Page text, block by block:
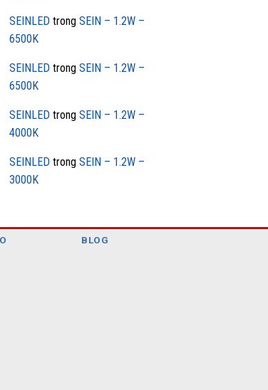
SEINLED trong SEIN – 1.2W –
6500K
SEINLED trong SEIN – 1.2W –
6500K
SEINLED trong SEIN – 1.2W –
4000K
SEINLED trong SEIN – 1.2W –
3000K
BLOG